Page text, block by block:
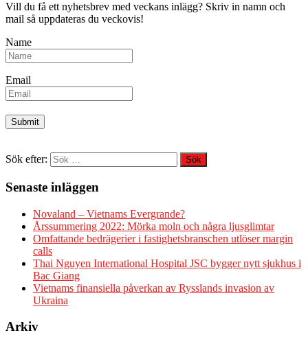
Vill du få ett nyhetsbrev med veckans inlägg? Skriv in namn och
mail så uppdateras du veckovis!
Name
Email
Sök efter:
Senaste inläggen
Novaland – Vietnams Evergrande?
Årssummering 2022: Mörka moln och några ljusglimtar
Omfattande bedrägerier i fastighetsbranschen utlöser margin
calls
Thai Nguyen International Hospital JSC bygger nytt sjukhus i
Bac Giang
Vietnams finansiella påverkan av Rysslands invasion av
Ukraina
Arkiv